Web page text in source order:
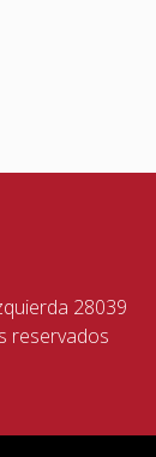
28039
reservados